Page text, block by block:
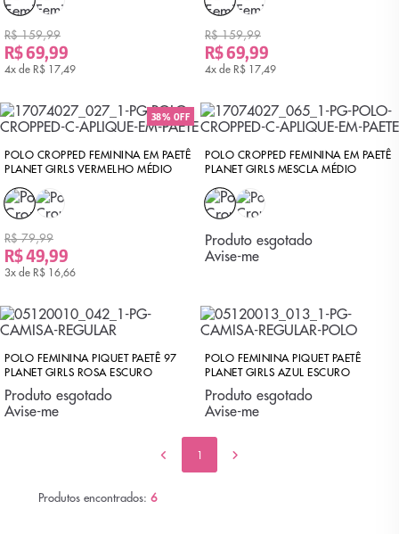
R$ 159,99
R$ 69,99
4x de R$ 17,49
R$ 159,99
R$ 69,99
4x de R$ 17,49
38% OFF
POLO CROPPED FEMININA EM PAETÊ
PLANET GIRLS VERMELHO MÉDIO
R$ 79,99
R$ 49,99
3x de R$ 16,66
POLO CROPPED FEMININA EM PAETÊ
PLANET GIRLS MESCLA MÉDIO
Produto esgotado
Avise-me
POLO FEMININA PIQUET PAETÊ 97
PLANET GIRLS ROSA ESCURO
Produto esgotado
Avise-me
POLO FEMININA PIQUET PAETÊ
PLANET GIRLS AZUL ESCURO
Produto esgotado
Avise-me
1
Produtos encontrados: 6